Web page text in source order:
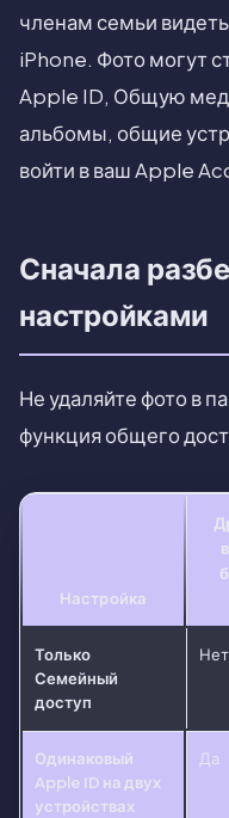
членам семьи
iPhone. Фото могут
Apple ID, Общую
альбомы, общие
войти в ваш Apple
Сначала
настройками
Не удаляйте фото в
функция общего
Настройка
Только
Семейный
доступ
Нет
Одинаковый
Apple ID на двух
устройствах
Да